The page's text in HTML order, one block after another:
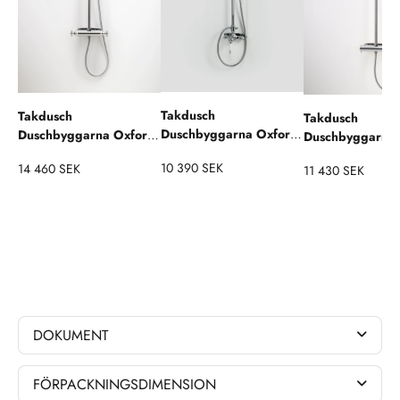
Takdusch
Duschbyggarna Oxford
14 460 SEK
Takdusch
Duschbyggarna Oxford
10 390 SEK
Takdusch
Duschbyggarna
11 430 SEK
DOKUMENT
FÖRPACKNINGSDIMENSION